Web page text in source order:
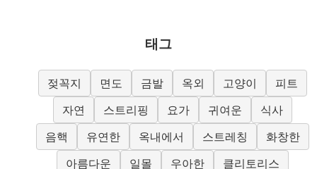
태그
젖꼭지 면도 금발 옥외 고양이
피트
자연
스트리핑 요가 귀여운
식사
음핵
유연한 옥내에서 스트레칭
화창한
아름다운
일몰 우아한
클리토리스